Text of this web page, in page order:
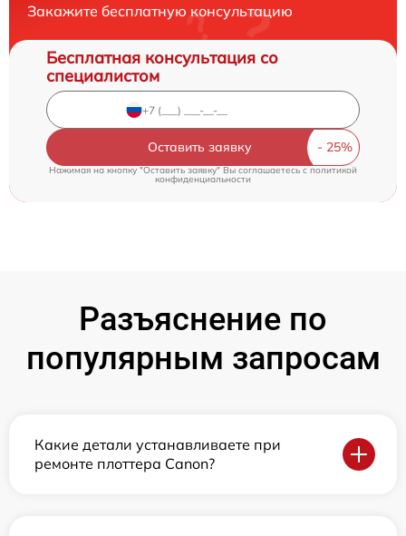
Закажите бесплатную консультацию
Бесплатная консультация со
специалистом
Оставить заявку
Нажимая на кнопку "Оставить заявку" Вы соглашаетесь c политикой
конфиденциальности
Разъяснение по
популярным запросам
Какие детали устанавливаете при
ремонте плоттера Canon?